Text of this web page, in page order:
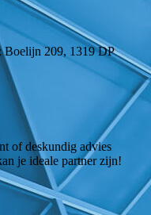
Boelijn 209, 1319 DP
of deskundig advies
je ideale partner zijn!